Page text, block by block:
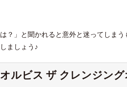
？」と聞かれると意外と迷ってしま
ましょう♪
ルビス ザ クレンジン